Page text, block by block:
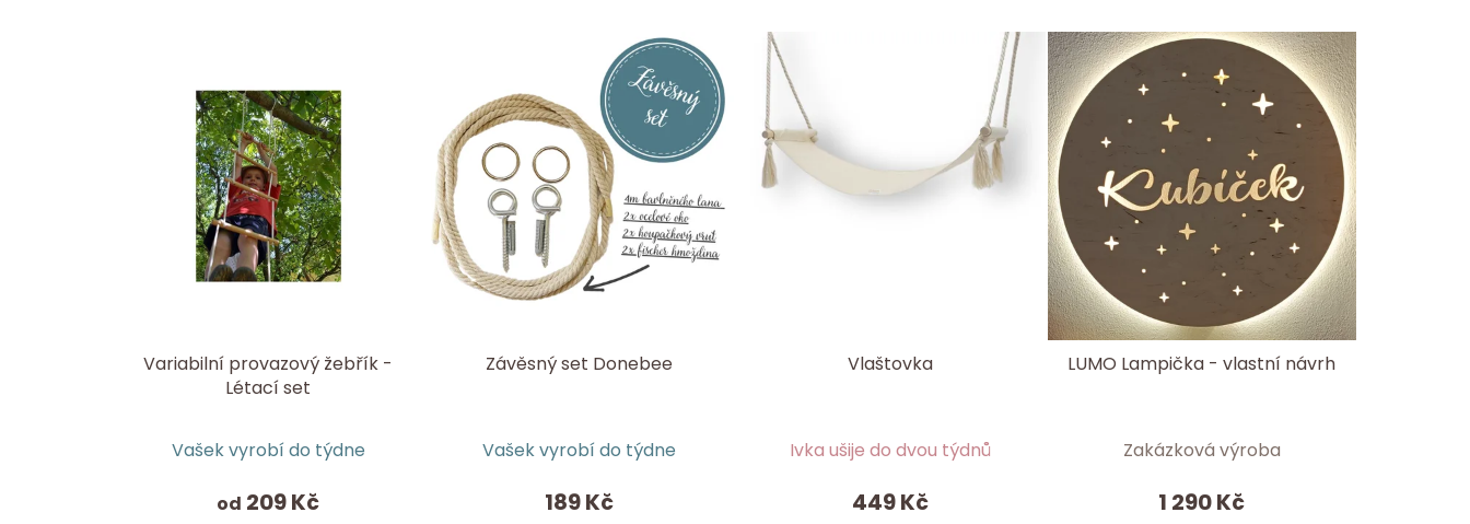
Variabilní provazový žebřík -
Létací set
Vašek vyrobí do týdne
od 209 Kč
Závěsný set Donebee
Vašek vyrobí do týdne
189 Kč
Vlaštovka
Ivka ušije do dvou týdnů
449 Kč
LUMO Lampička - vlastní návrh
Zakázková výroba
1 290 Kč